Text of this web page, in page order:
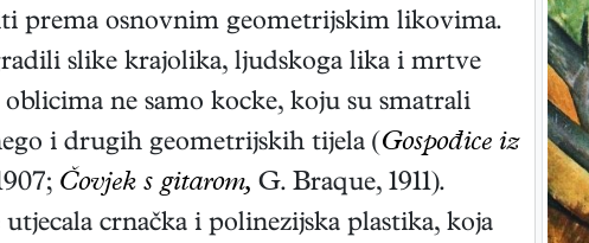
prema osnovnim geometrijskim likovima.
slike krajolika, ljudskoga lika i mrtve
ne samo kocke, koju su smatrali
i drugih geometrijskih tijela (Gospođice iz
Čovjek s gitarom, G. Braque, 1911).
crnačka i polinezijska plastika, koja